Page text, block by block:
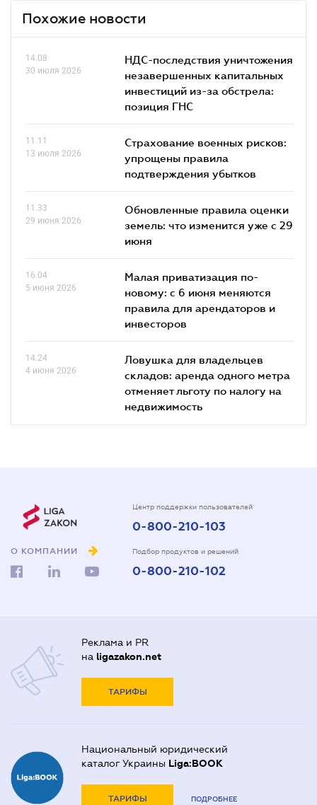
Похожие новости
14.08
30 июля 2026
НДС-последствия уничтожения
незавершенных капитальных
инвестиций из-за обстрела:
позиция ГНС
11.11
13 июля 2026
Страхование военных рисков:
упрощены правила
подтверждения убытков
11.33
29 июня 2026
Обновленные правила оценки
земель: что изменится уже с 29
июня
16.04
5 июня 2026
Малая приватизация по-
новому: с 6 июня меняются
правила для арендаторов и
инвесторов
14.24
4 июня 2026
Ловушка для владельцев
складов: аренда одного метра
отменяет льготу по налогу на
недвижимость
О КОМПАНИИ
Центр поддержки пользователей
0-800-210-103
Подбор продуктов и решений
0-800-210-102
Реклама и PR
на ligazakon.net
ТАРИФЫ
Национальный юридический
каталог Украины Liga:BOOK
ТАРИФЫ ПОДРОБНЕЕ